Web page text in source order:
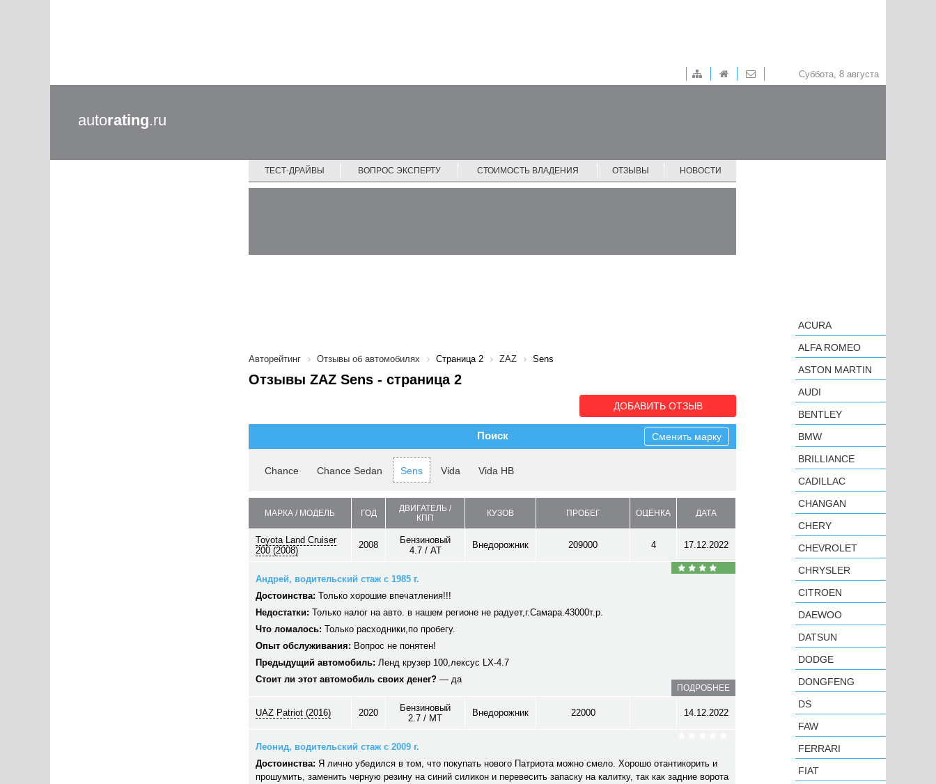
Суббота, 8 августа
autorating.ru
ТЕСТ-ДРАЙВЫ ВОПРОС ЭКСПЕРТУ СТОИМОСТЬ ВЛАДЕНИЯ ОТЗЫВЫ НОВОСТИ
Авторейтинг Отзывы об автомобилях Страница 2 ZAZ Sens
Отзывы ZAZ Sens - cтраница 2
ДОБАВИТЬ ОТЗЫВ
Поиск Сменить марку
Chance Chance Sedan Sens Vida Vida HB
МАРКА / МОДЕЛЬ ГОД
ДВИГАТЕЛЬ /
КПП
КУЗОВ ПРОБЕГ ОЦЕНКА ДАТА
Toyota Land Cruiser
200 (2008)
2008
Бензиновый
4.7 / AT
Внедорожник 209000 4 17.12.2022
Андрей, водительский стаж с 1985 г.
Достоинства: Только хорошие впечатления!!!
Недостатки: Только налог на авто. в нашем регионе не радует,г.Самара.43000т.р.
Что ломалось: Только расходники,по пробегу.
Опыт обслуживания: Вопрос не понятен!
Предыдущий автомобиль: Ленд крузер 100,лексус LX-4.7
Стоит ли этот автомобиль своих денег? — да
ПОДРОБНЕЕ
UAZ Patriot (2016) 2020
Бензиновый
2.7 / MT
Внедорожник 22000 14.12.2022
Леонид, водительский стаж с 2009 г.
Достоинства: Я лично убедился в том, что покупать нового Патриота можно смело. Хорошо отантикорить и
прошумить, заменить черную резину на синий силикон и перевесить запаску на калитку, так как задние ворота
ACURA
ALFA ROMEO
ASTON MARTIN
AUDI
BENTLEY
BMW
BRILLIANCE
CADILLAC
CHANGAN
CHERY
CHEVROLET
CHRYSLER
CITROEN
DAEWOO
DATSUN
DODGE
DONGFENG
DS
FAW
FERRARI
FIAT